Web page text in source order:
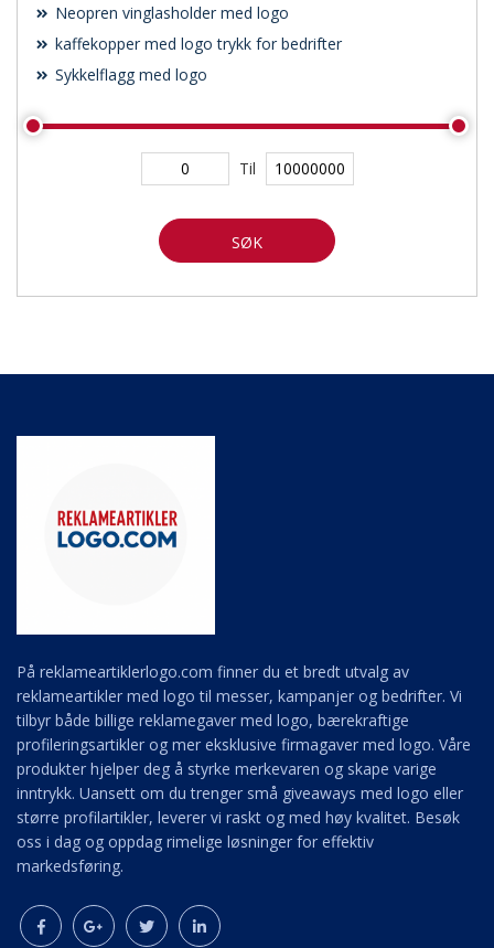
Neopren vinglasholder med logo
kaffekopper med logo trykk for bedrifter
Sykkelflagg med logo
Til
SØK
På reklameartiklerlogo.com finner du et bredt utvalg av
reklameartikler med logo til messer, kampanjer og bedrifter. Vi
tilbyr både billige reklamegaver med logo, bærekraftige
profileringsartikler og mer eksklusive firmagaver med logo. Våre
produkter hjelper deg å styrke merkevaren og skape varige
inntrykk. Uansett om du trenger små giveaways med logo eller
større profilartikler, leverer vi raskt og med høy kvalitet. Besøk
oss i dag og oppdag rimelige løsninger for effektiv
markedsføring.